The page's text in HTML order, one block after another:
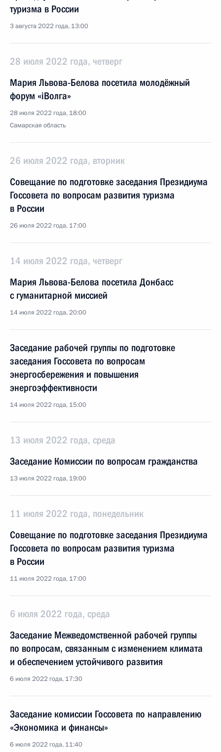
туризма в России
3 августа 2022 года, 13:00
28 июля 2022 года, четверг
Мария Львова-Белова посетила молодёжный
форум «iВолга»
28 июля 2022 года, 18:00
Самарская область
26 июля 2022 года, вторник
Совещание по подготовке заседания Президиума
Госсовета по вопросам развития туризма
в России
26 июля 2022 года, 17:00
14 июля 2022 года, четверг
Мария Львова-Белова посетила Донбасс
с гуманитарной миссией
14 июля 2022 года, 20:00
Заседание рабочей группы по подготовке
заседания Госсовета по вопросам
энергосбережения и повышения
энергоэффективности
14 июля 2022 года, 15:00
13 июля 2022 года, среда
Заседание Комиссии по вопросам гражданства
13 июля 2022 года, 19:00
11 июля 2022 года, понедельник
Совещание по подготовке заседания Президиума
Госсовета по вопросам развития туризма
в России
11 июля 2022 года, 17:00
6 июля 2022 года, среда
Заседание Межведомственной рабочей группы
по вопросам, связанным с изменением климата
и обеспечением устойчивого развития
6 июля 2022 года, 17:30
Заседание комиссии Госсовета по направлению
«Экономика и финансы»
6 июля 2022 года, 11:40